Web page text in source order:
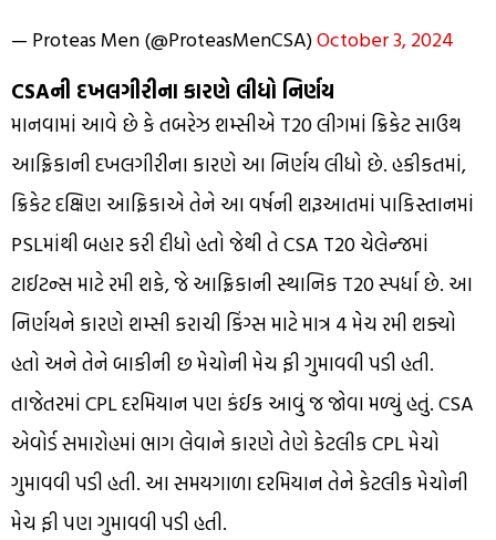
— Proteas Men (@ProteasMenCSA)October 3, 2024
CSAની દખલગીરીના કારણે લીધો નિર્ણય
માનવામાં આવે છે કે તબરેઝ શમ્સીએ T20 લીગમાં ક્રિકેટ સાઉથ
આફ્રિકાની દખલગીરીના કારણે આ નિર્ણય લીધો છે. હકીકતમાં,
ક્રિકેટ દક્ષિણ આફ્રિકાએ તેને આ વર્ષની શરૂઆતમાં પાકિસ્તાનમાં
PSLમાંથી બહાર કરી દીધો હતો જેથી તે CSA T20 ચેલેન્જમાં
ટાઈટન્સ માટે રમી શકે, જે આફ્રિકાની સ્થાનિક T20 સ્પર્ધા છે. આ
નિર્ણયને કારણે શમ્સી કરાચી કિંગ્સ માટે માત્ર 4 મેચ રમી શક્યો
હતો અને તેને બાકીની છ મેચોની મેચ ફી ગુમાવવી પડી હતી.
તાજેતરમાં CPL દરમિયાન પણ કંઈક આવું જ જોવા મળ્યું હતું. CSA
એવોર્ડ સમારોહમાં ભાગ લેવાને કારણે તેણે કેટલીક CPL મેચો
ગુમાવવી પડી હતી. આ સમયગાળા દરમિયાન તેને કેટલીક મેચોની
મેચ ફી પણ ગુમાવવી પડી હતી.